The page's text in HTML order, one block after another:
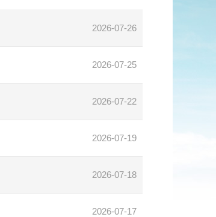
2026-07-26
2026-07-25
2026-07-22
2026-07-19
2026-07-18
2026-07-17